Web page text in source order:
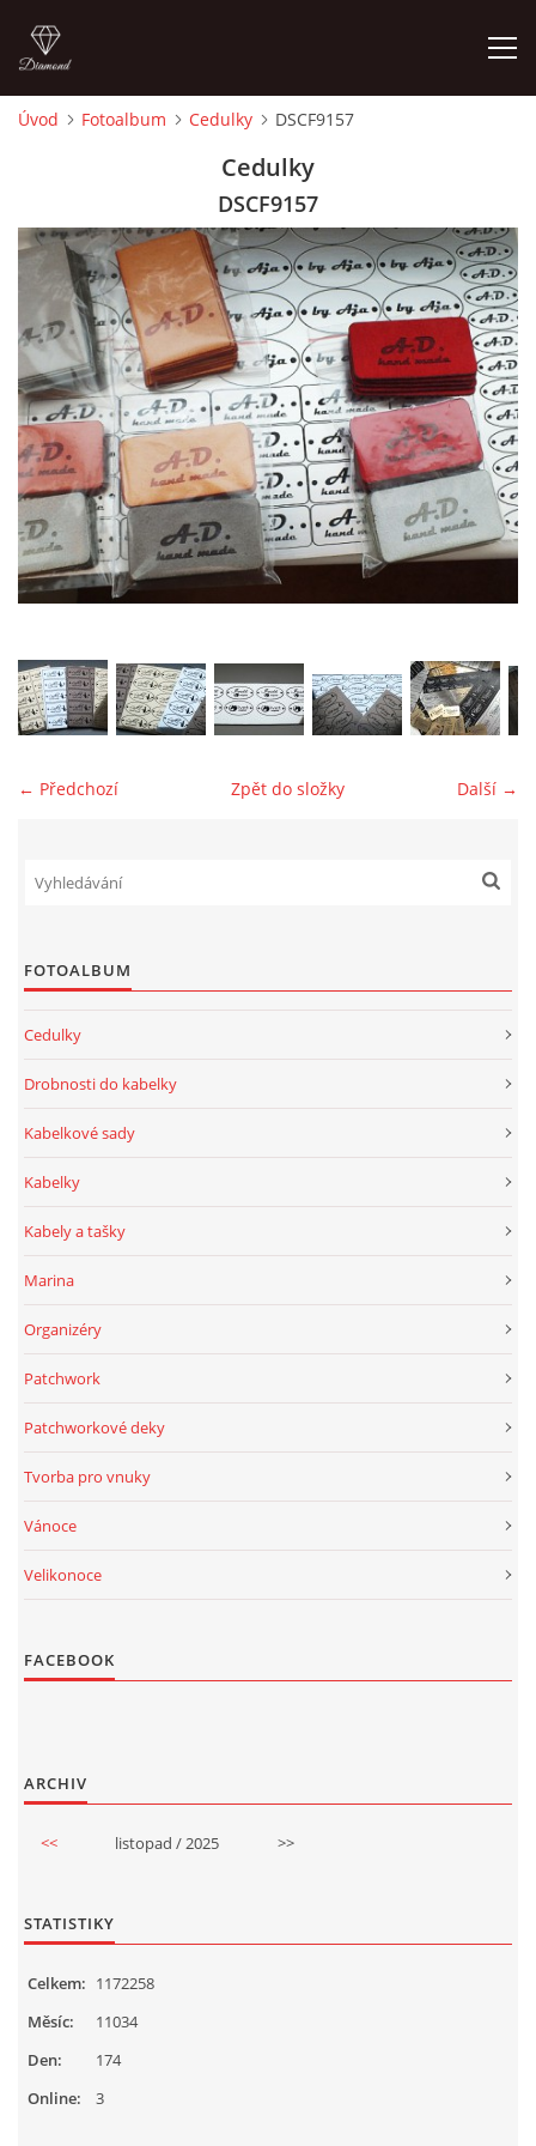
CEDULKY
MOJE POSLEDNÍ PRÁCE
jk-laguna@seznam.cz
Úvod Fotoalbum Cedulky DSCF9157
Cedulky
DSCF9157
← Předchozí Další →
Zpět do složky
FOTOALBUM
Cedulky
Drobnosti do kabelky
Kabelkové sady
Kabelky
Kabely a tašky
Marina
Organizéry
Patchwork
Patchworkové deky
Tvorba pro vnuky
Vánoce
Velikonoce
FACEBOOK
ARCHIV
<< listopad / 2025 >>
STATISTIKY
Online: 3
Celkem: 1172258
Měsíc:
11034
Den:
174